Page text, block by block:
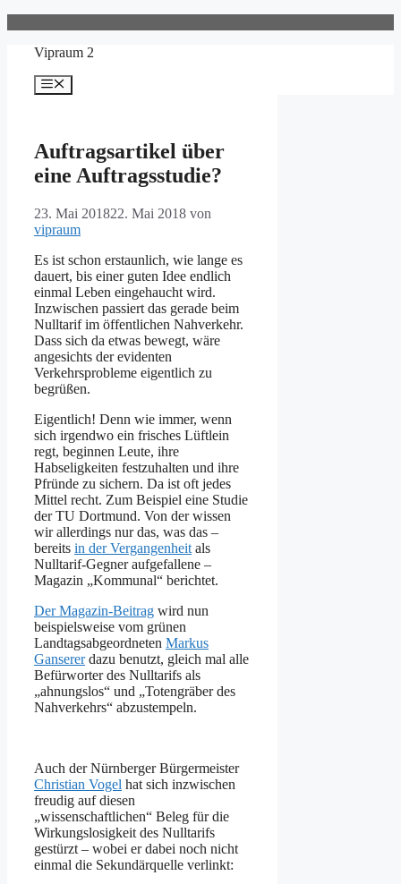
springenVipraum 2
Menü
Auftragsartikel über
eine Auftragsstudie?
23. Mai 201822. Mai 2018 von
vipraum
Es ist schon erstaunlich, wie lange es
dauert, bis einer guten Idee endlich
einmal Leben eingehaucht wird.
Inzwischen passiert das gerade beim
Nulltarif im öffentlichen Nahverkehr.
Dass sich da etwas bewegt, wäre
angesichts der evidenten
Verkehrsprobleme eigentlich zu
begrüßen.
Eigentlich! Denn wie immer, wenn
sich irgendwo ein frisches Lüftlein
regt, beginnen Leute, ihre
Habseligkeiten festzuhalten und ihre
Pfründe zu sichern. Da ist oft jedes
Mittel recht. Zum Beispiel eine Studie
der TU Dortmund. Von der wissen
wir allerdings nur das, was das –
bereits in der Vergangenheit als
Nulltarif-Gegner aufgefallene –
Magazin „Kommunal“ berichtet.
Der Magazin-Beitrag wird nun
beispielsweise vom grünen
Landtagsabgeordneten Markus
Gansererdazu benutzt, gleich mal alle
Befürworter des Nulltarifs als
„ahnungslos“ und „Totengräber des
Nahverkehrs“ abzustempeln.
Auch der Nürnberger Bürgermeister
Christian Vogel hat sich inzwischen
freudig auf diesen
„wissenschaftlichen“ Beleg für die
Wirkungslosigkeit des Nulltarifs
gestürzt – wobei er dabei noch nicht
einmal die Sekundärquelle verlinkt: